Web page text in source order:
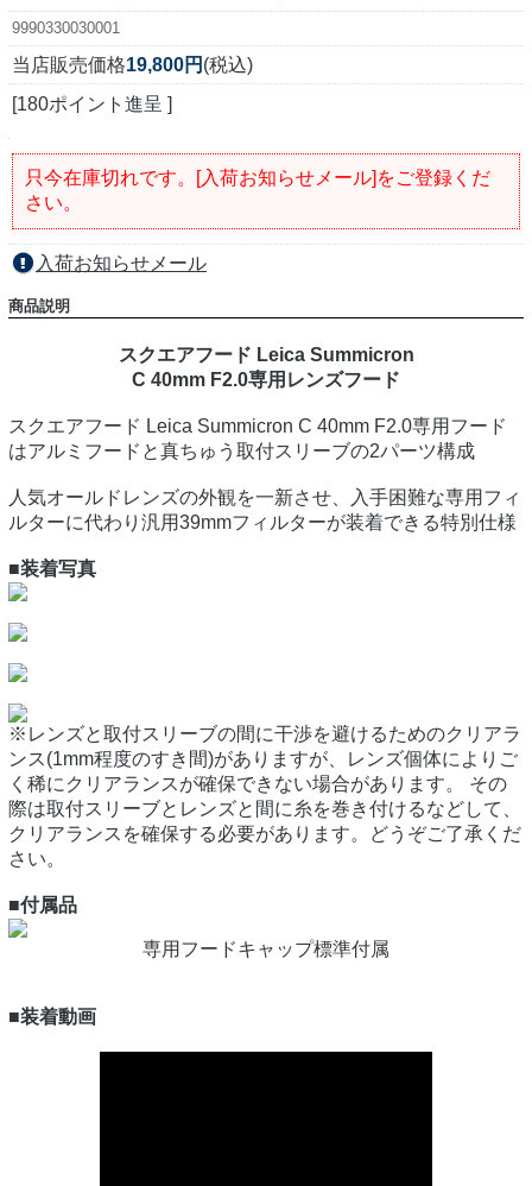
9990330030001
当店販売価格19,800円 (税込)
[180ポイント進呈 ]
只今在庫切れです。[入荷お知らせメール]をご登録くだ
さい。
入荷お知らせメール
商品説明
スクエアフード Leica Summicron
C 40mm F2.0専用レンズフード
スクエアフード Leica Summicron C 40mm F2.0専用フード
はアルミフードと真ちゅう取付スリーブの2パーツ構成
人気オールドレンズの外観を一新させ、入手困難な専用フィ
ルターに代わり汎用39mmフィルターが装着できる特別仕様
■装着写真
※レンズと取付スリーブの間に干渉を避けるためのクリアラ
ンス(1mm程度のすき間)がありますが、レンズ個体によりご
く稀にクリアランスが確保できない場合があります。 その
際は取付スリーブとレンズと間に糸を巻き付けるなどして、
クリアランスを確保する必要があります。どうぞご了承くだ
さい。
■付属品
専用フードキャップ標準付属
■装着動画